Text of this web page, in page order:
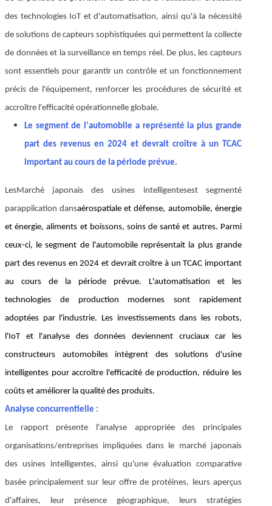
des technologies IoT et d'automatisation, ainsi qu'à la nécessité
de solutions de capteurs sophistiquées qui permettent la collecte
de données et la surveillance en temps réel. De plus, les capteurs
sont essentiels pour garantir un contrôle et un fonctionnement
précis de l'équipement, renforcer les procédures de sécurité et
accroître l'efficacité opérationnelle globale.
Le segment de l'automobile a représenté la plus grande
part des revenus en 2024 et devrait croître à un TCAC
important au cours de la période prévue.
LesMarché japonais des usines intelligentesest segmenté
parapplication dansaérospatiale et défense, automobile, énergie
et énergie, aliments et boissons, soins de santé et autres. Parmi
ceux-ci, le segment de l'automobile représentait la plus grande
part des revenus en 2024 et devrait croître à un TCAC important
au cours de la période prévue. L'automatisation et les
technologies de production modernes sont rapidement
adoptées par l'industrie. Les investissements dans les robots,
l'IoT et l'analyse des données deviennent cruciaux car les
constructeurs automobiles intègrent des solutions d'usine
intelligentes pour accroître l'efficacité de production, réduire les
coûts et améliorer la qualité des produits.
Analyse concurrentielle :
Le rapport présente l'analyse appropriée des principales
organisations/entreprises impliquées dans le marché japonais
des usines intelligentes, ainsi qu'une évaluation comparative
basée principalement sur leur offre de protéines, leurs aperçus
d'affaires, leur présence géographique, leurs stratégies